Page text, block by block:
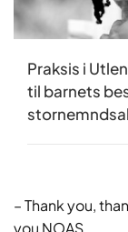
Praksis i
til barnets
– Thank you,
you NOAS.